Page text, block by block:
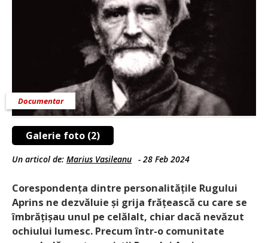
Galerie foto (2)
Documentar
Un articol de: Marius Vasileanu - 28 Feb 2024
Corespondența dintre personali­tățile Rugului
Aprins ne dezvăluie și grija frățească cu care se
îm­bră­țișau unul pe celălalt, chiar dacă nevăzut
ochiului lumesc. Precum într-o comunitate